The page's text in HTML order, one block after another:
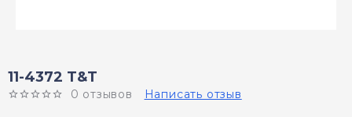
11-4372 T&T
0 отзывов Написать отзыв